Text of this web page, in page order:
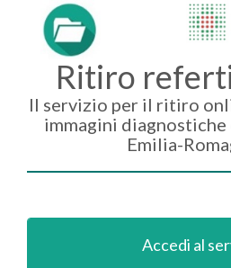
Ritiro
Il servizio per il ritiro
immagini diagnostiche
Emilia-
Accedi al